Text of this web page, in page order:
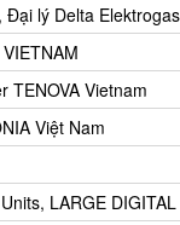
Đại lý Delta
TENOVA Vietnam
Việt Nam
LARGE DIGITAL